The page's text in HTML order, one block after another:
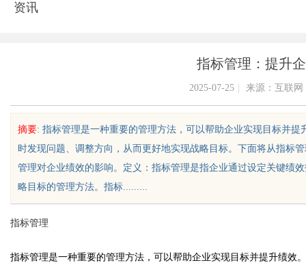
sc
资讯
指标管理：提升
2025-07-25 来源：互联网
摘要: 指标管理是一种重要的管理方法，可以帮助企业实现目标并
时发现问题、调整方向，从而更好地实现战略目标。下面将从指标
管理对企业绩效的影响。定义：指标管理是指企业通过设定关键绩
略目标的管理方法。指标.........
指标管理
指标管理是一种重要的管理方法，可以帮助企业实现目标并提升绩效
代制造业的革命性工